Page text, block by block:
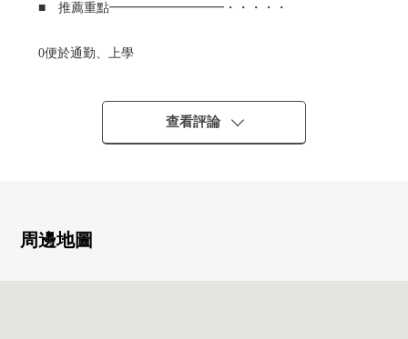
■ 推薦重點━━━━━━━━━・・・・・
0便於通勤、上學
0全10棟的新建房屋分塊出售的土地
0在角地開放性的車庫放進去輕鬆
○有全居室存儲空間
查看評論
周邊地圖